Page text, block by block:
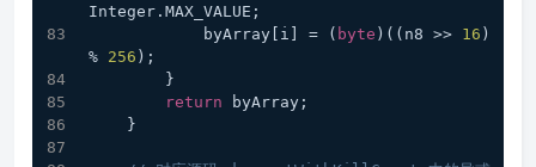
Integer.MAX_VALUE;
            byArray[i] = (
byte )((n8 >> 16 )
% 256 );
        }
return byArray;
    }